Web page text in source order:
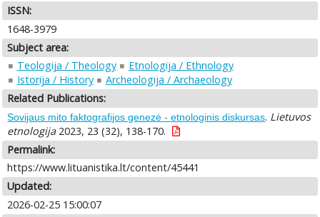
ISSN:
1648-3979
Subject area:
Teologija / Theology
Etnologija / Ethnology
Istorija / History
Archeologija / Archaeology
Related Publications:
Sovijaus mito faktografijos genezė - etnologinis diskursas. Lietuvos
etnologija2023, 23 (32), 138-170.
Permalink:
https://www.lituanistika.lt/content/45441
Updated:
2026-02-25 15:00:07